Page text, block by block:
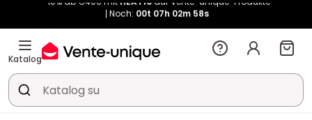
Kauf-unique wird zu Vente-unique - Gleicher Shop, neuer Name!
-10% ab €400 mitHEAT10auf Vente-unique-Produkte
Noch:
Katalog